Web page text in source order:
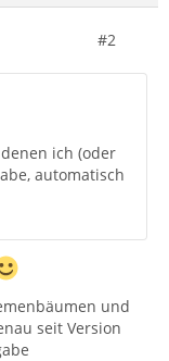
#2
ich (oder
automatisch
und
seit Version